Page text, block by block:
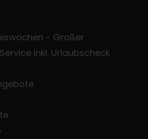
- Großer
inkl. Urlaubscheck